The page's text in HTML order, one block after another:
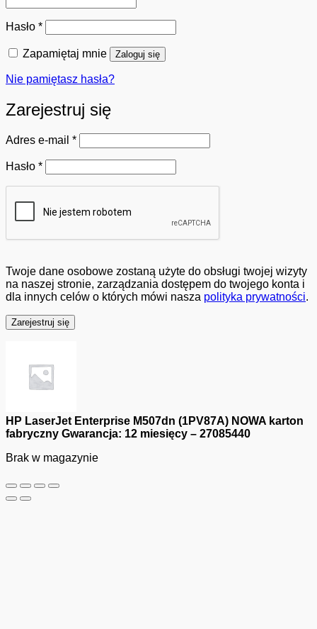
Hasło *Wymagane
Zapamiętaj mnie Zaloguj się
Nie pamiętasz hasła?
Zarejestruj się
Adres e-mail *Wymagane
Hasło *Wymagane
Twoje dane osobowe zostaną użyte do obsługi twojej wizyty
na naszej stronie, zarządzania dostępem do twojego konta i
dla innych celów o których mówi nasza polityka prywatności.
Zarejestruj się
HP LaserJet Enterprise M507dn (1PV87A) NOWA karton
fabryczny Gwarancja: 12 miesięcy – 27085440
Brak w magazynie